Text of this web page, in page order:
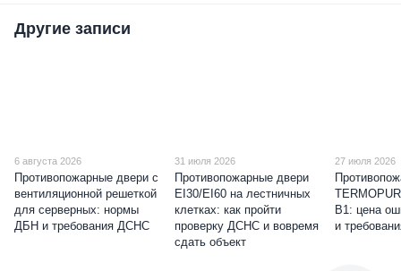
Другие записи
6 августа 2026
Противопожарные двери с
вентиляционной решеткой
для серверных: нормы
ДБН и требования ДСНС
31 июля 2026
Противопожарные двери
EI30/EI60 на лестничных
клетках: как пройти
проверку ДСНС и вовремя
сдать объект
27 июля 2026
B1: цена
и